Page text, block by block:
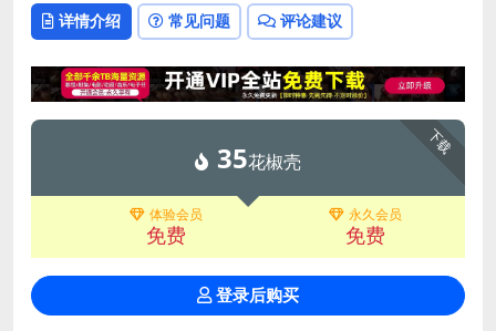
详情介绍 常见问题 评论建议
下载
35花椒壳
体验会员
免费
永久会员
免费
登录后购买